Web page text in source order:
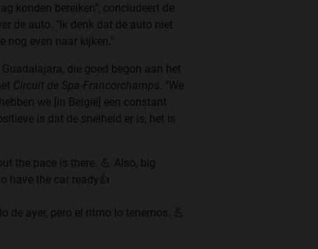
konden bereiken", concludeert de
de auto. "Ik denk dat de auto niet
nog even naar kijken."
die goed begon aan het
Circuit de Spa-Francorchamps . "We
we [in België] een constant
is dat de snelheid er is, het is
the pace is there. 💪 Also, big
have the car ready👍
de ayer, pero el ritmo lo tenemos. 💪